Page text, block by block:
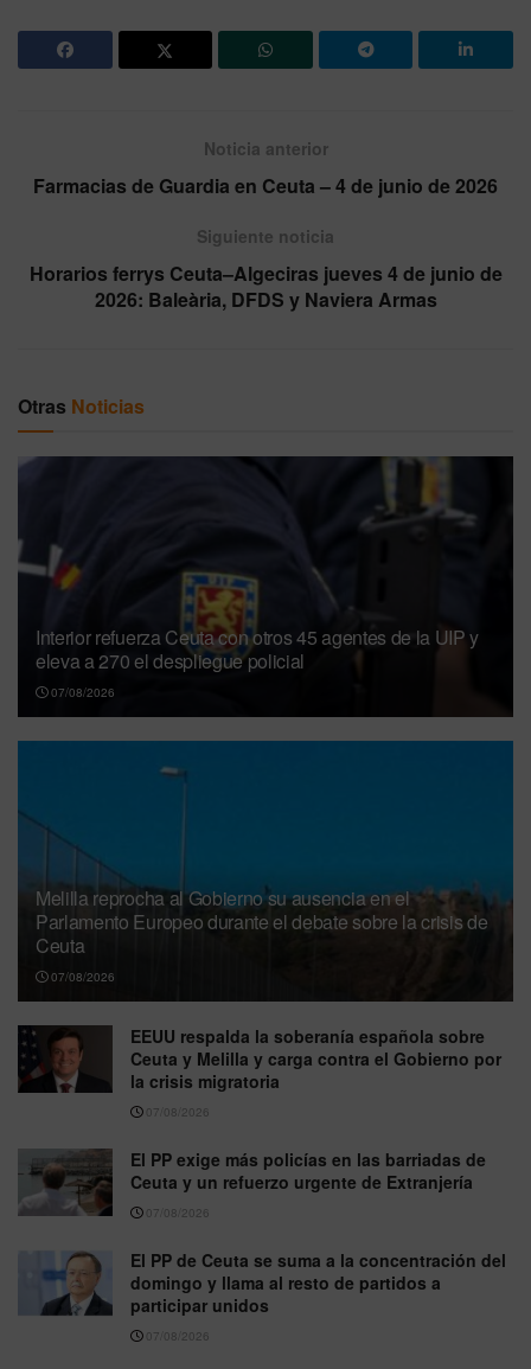
Noticia anterior
Farmacias de Guardia en Ceuta – 4 de junio de 2026
Siguiente noticia
Horarios ferrys Ceuta–Algeciras jueves 4 de junio de
2026: Baleària, DFDS y Naviera Armas
Otras Noticias
Interior refuerza Ceuta con otros 45 agentes de la UIP y
eleva a 270 el despliegue policial
07/08/2026
Melilla reprocha al Gobierno su ausencia en el
Parlamento Europeo durante el debate sobre la crisis de
Ceuta
07/08/2026
EEUU respalda la soberanía española sobre
Ceuta y Melilla y carga contra el Gobierno por
la crisis migratoria
07/08/2026
El PP exige más policías en las barriadas de
Ceuta y un refuerzo urgente de Extranjería
07/08/2026
El PP de Ceuta se suma a la concentración del
domingo y llama al resto de partidos a
participar unidos
07/08/2026